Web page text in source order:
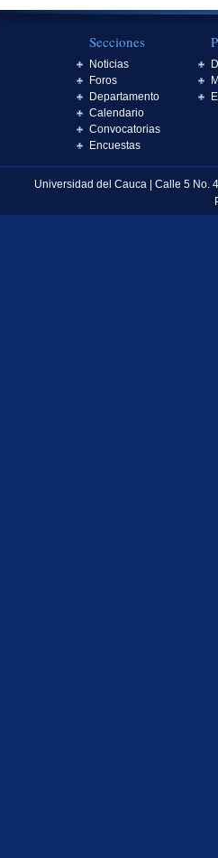
Secciones
Noticias
Foros
Departamento
Calendario
Convocatorias
Encuestas
Universidad del Cauca | Calle 5 No.